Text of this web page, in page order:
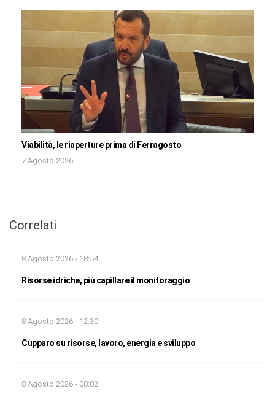
Viabilità, le riaperture prima di Ferragosto
7 Agosto 2026
Correlati
8 Agosto 2026 - 18:54
Risorse idriche, più capillare il monitoraggio
8 Agosto 2026 - 12:30
Cupparo su risorse, lavoro, energia e sviluppo
8 Agosto 2026 - 08:02